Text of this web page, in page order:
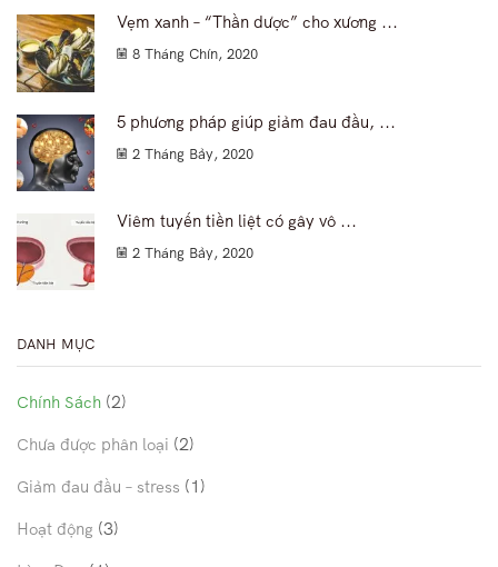
Vẹm xanh – “Thần dược” cho xương ...
8 Tháng Chín, 2020
5 phương pháp giúp giảm đau đầu, ...
2 Tháng Bảy, 2020
Viêm tuyến tiền liệt có gây vô ...
2 Tháng Bảy, 2020
DANH MỤC
Chính Sách (2)
Chưa được phân loại (2)
Giảm đau đầu – stress (1)
Hoạt động (3)